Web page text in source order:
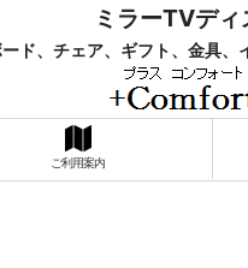
ミラーTVディ
ド、チェア、ギフト、金具、
ご利用案内